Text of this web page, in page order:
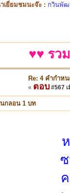
ยี่ยมชมนะจ๊ะ : กวินพั
♥♥ รว
Re: 4 คำกำห
« ตอบ #567
นกลอน 1 บท